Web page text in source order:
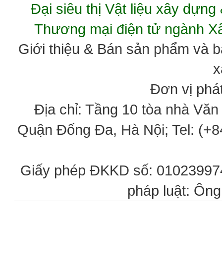
Đại siêu thị Vật liệu xây
Thương mại điện tử ngành
Giới thiệu & Bán sản phẩm và
Đơn vị
Địa chỉ: Tầng 10 tòa nhà
Quận Đống Đa, Hà Nội; Tel:
Giấy phép ĐKKD số:
pháp luật: